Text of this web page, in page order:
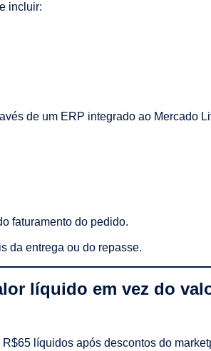
incluir:
de um ERP integrado ao Mercado
faturamento do pedido.
da entrega ou do repasse.
líquido em vez do
líquidos após descontos do